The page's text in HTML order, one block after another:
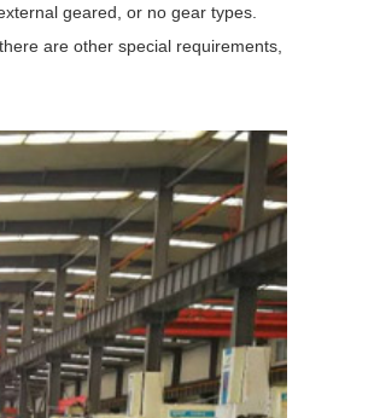
geared, or no gear types.
are other special requirements,